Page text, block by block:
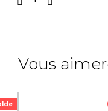
Vous